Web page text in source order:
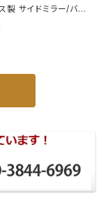
製 サイドミラー/バッ
手席側) アクティ
HA7 DI-650